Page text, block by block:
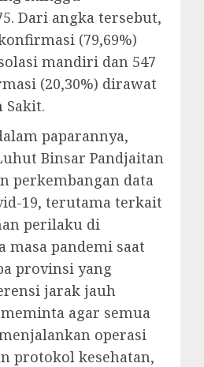
Dari angka tersebut,
(79,69%)
mandiri dan 547
(20,30%) dirawat
Sakit.
paparannya,
Binsar Pandjaitan
perkembangan data
19, terutama terkait
perilaku di
masa pandemi saat
provinsi yang
jarak jauh
agar semua
operasi
protokol kesehatan,